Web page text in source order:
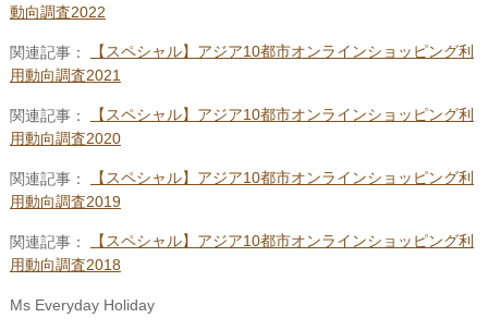
動向調査2022
関連記事：
【スペシャル】アジア10都市オンラインショッピング利
用動向調査2021
関連記事：
【スペシャル】アジア10都市オンラインショッピング利
用動向調査2020
関連記事：
【スペシャル】アジア10都市オンラインショッピング利
用動向調査2019
関連記事：
【スペシャル】アジア10都市オンラインショッピング利
用動向調査2018
Ms Everyday Holiday